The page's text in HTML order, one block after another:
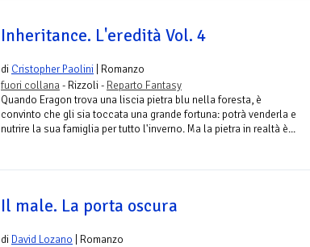
Inheritance. L'eredità Vol. 4
di Cristopher Paolini | Romanzo
fuori collana- Rizzoli - Reparto Fantasy
Quando Eragon trova una liscia pietra blu nella foresta, è
convinto che gli sia toccata una grande fortuna: potrà venderla e
nutrire la sua famiglia per tutto l'inverno. Ma la pietra in realtà è...
Il male. La porta oscura
di David Lozano | Romanzo